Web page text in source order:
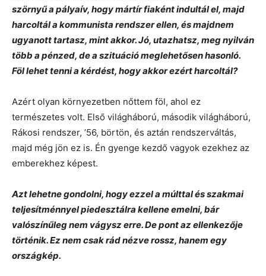
szörnyű a pályaív, hogy mártír fiaként indultál el, majd
harcoltál a kommunista rendszer ellen, és majdnem
ugyanott tartasz, mint akkor. Jó, utazhatsz, meg nyilván
több a pénzed, de a szituáció meglehetősen hasonló.
Föl lehet tenni a kérdést, hogy akkor ezért harcoltál?
Azért olyan környezetben nőttem föl, ahol ez
természetes volt. Első világháború, második világháború,
Rákosi rendszer, ’56, börtön, és aztán rendszerváltás,
majd még jön ez is. Én gyenge kezdő vagyok ezekhez az
emberekhez képest.
Azt lehetne gondolni, hogy ezzel a múlttal és szakmai
teljesítménnyel piedesztálra kellene emelni, bár
valószínűleg nem vágysz erre. De pont az ellenkezője
történik. Ez nem csak rád nézve rossz, hanem egy
országkép.